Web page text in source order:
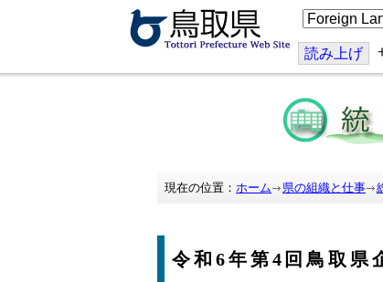
こ
の
ジ
を
訳
す
る
読み上げ
現在の位置： ホーム 県の組織と仕事
令和6年第4回鳥取県